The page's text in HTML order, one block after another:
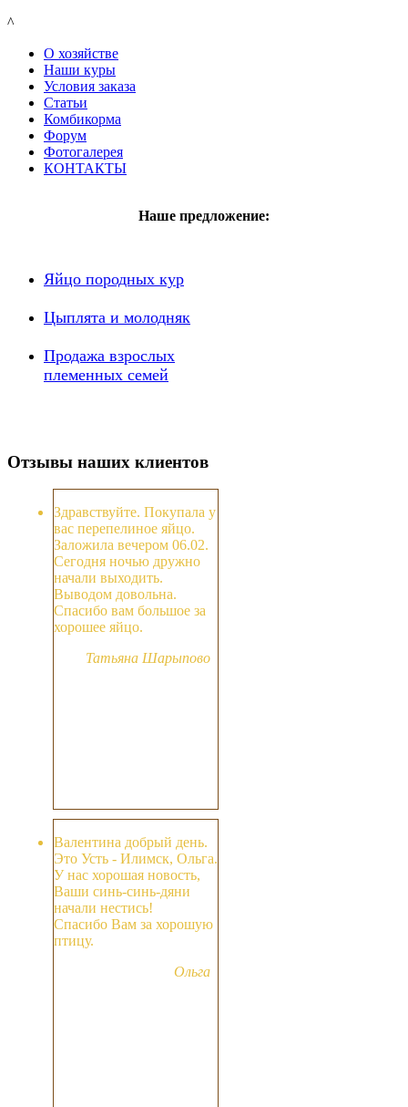
^
О хозяйстве
Наши куры
Условия заказа
Статьи
Комбикорма
Форум
Фотогалерея
КОНТАКТЫ
Наше предложение:
Яйцо породных кур
Цыплята и молодняк
Продажа взрослых
племенных семей
Отзывы наших клиентов
Здравствуйте. Покупала у
вас перепелиное яйцо.
Заложила вечером 06.02.
Сегодня ночью дружно
начали выходить.
Выводом довольна.
Спасибо вам большое за
хорошее яйцо.
Татьяна Шарыпово
Валентина добрый день.
Это Усть - Илимск, Ольга.
У нас хорошая новость,
Ваши синь-синь-дяни
начали нестись!
Спасибо Вам за хорошую
птицу.
Ольга